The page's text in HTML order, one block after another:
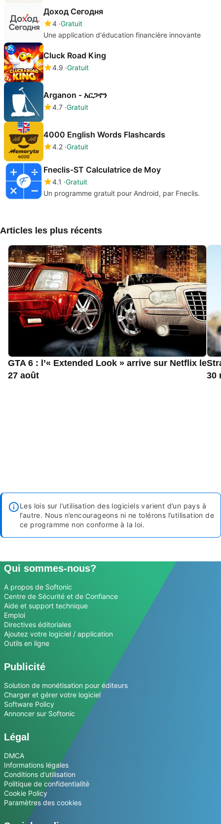
Доход Сегодня
4 Gratuit
Une application d'éducation financière innovante
Cluck Road King
4.9 Gratuit
Arganon - አርጋኖን
4.7 Gratuit
4000 English Words Flashcards
4.2 Gratuit
Fneclis-ST Calculatrice de Moy
4.1 Gratuit
Un programme gratuit pour Android, par Fneclis.
Articles les plus récents
GTA 6 : l’« Extended Look » arrive sur Netflix le
27 août
30
Les lois sur l’utilisation des logiciels varient d’un pays à
l’autre. Nous n’encourageons ni ne tolérons l’utilisation de
ce programme non conforme à la loi.
Qui sommes-nous?
A propos de Softonic
Centre de Sécurité et de Confiance
Aide et support technique
Emploi
Directives éditoriales
Ajoutez votre logiciel / application
Outils en ligne
Publicité
Solution de monétisation pour éditeurs
Charger et gérer votre logiciel
Software Policy
Annoncer sur Softonic
Légal
DMCA
Informations légales
Conditions d’utilisation
Politique de confidentialité
Cookie Policy
Paramètres des cookies